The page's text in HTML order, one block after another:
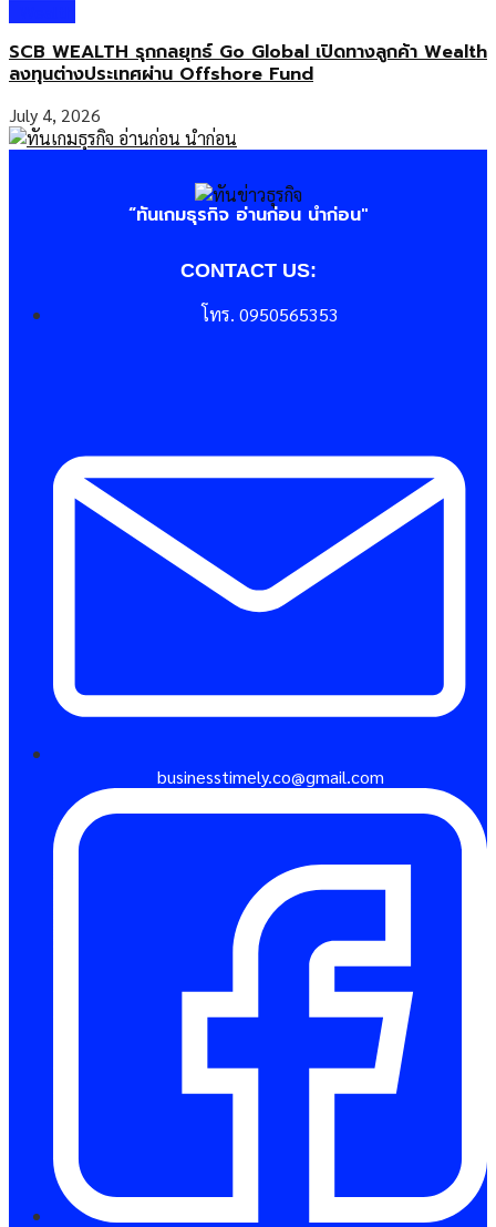
SCB WEALTH รุกกลยุทธ์ Go Global เปิดทางลูกค้า Wealth
ลงทุนต่างประเทศผ่าน Offshore Fund
July 4, 2026
“ทันเกมธุรกิจ อ่านก่อน นำก่อน"
CONTACT US:
โทร. 0950565353
businesstimely.co@gmail.com